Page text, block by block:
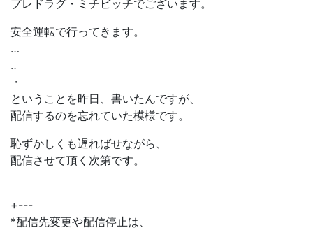
プレドラグ・ミチビッチでございます。
安全運転で行ってきます。
…
‥
・
ということを昨日、書いたんですが、
配信するのを忘れていた模様です。
恥ずかしくも遅ればせながら、
配信させて頂く次第です。
+---
*配信先変更や配信停止は、